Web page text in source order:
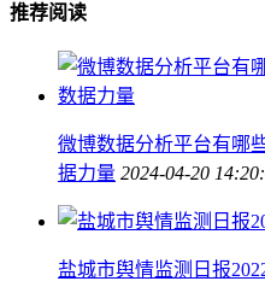
推荐阅读
微博数据分析平台有哪
据力量 2024-04-20
盐城市舆情监测日报